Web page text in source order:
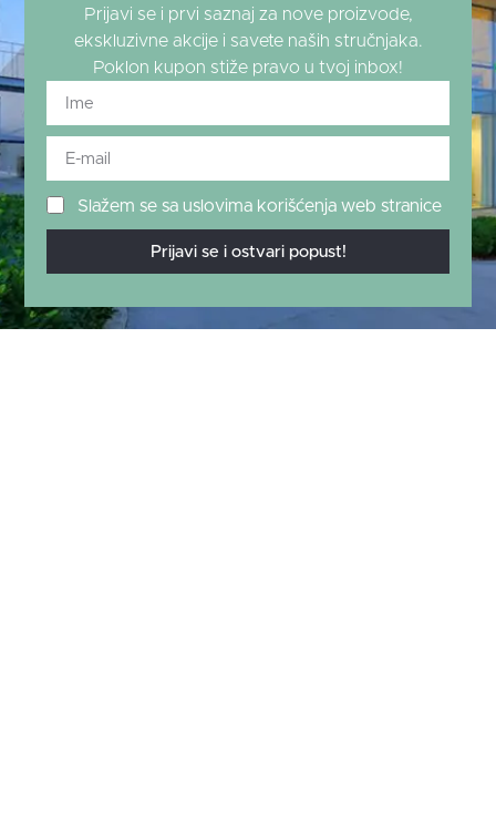
Prijavi se i prvi saznaj za nove proizvode,
ekskluzivne akcije i savete naših stručnjaka.
Poklon kupon stiže pravo u tvoj inbox!
Slažem se sa uslovima korišćenja web stranice
Prijavi se i ostvari popust!